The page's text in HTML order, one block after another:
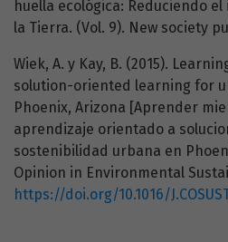
huella ecológica: Reduciendo
la Tierra. (Vol. 9). New society
Wiek, A. y Kay, B. (2015).
solution-oriented learning for
Phoenix, Arizona [Aprender
aprendizaje orientado a
sostenibilidad urbana en
Opinion in Environmental
https://doi.org/10.1016/